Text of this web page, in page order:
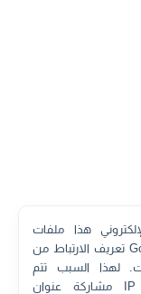
هذا ملفات
تعريف الارتباط من Google لتقديم خدماته
لهذا السبب تتم
مشاركة عنوان IP ووكيل المستخدم